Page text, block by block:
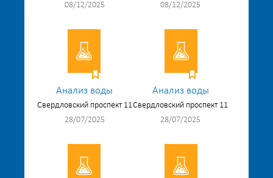
08/12/2025
08/12/2025
Анализ воды
Свердловский проспект 11
28/07/2025
Анализ воды
Свердловский проспект 11
28/07/2025